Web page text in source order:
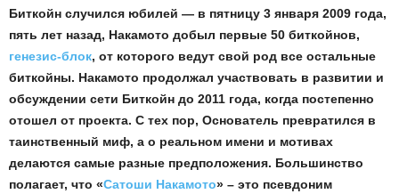
Биткойн случился юбилей — в пятницу 3 января 2009 года,
пять лет назад, Накамото добыл первые 50 биткойнов,
генезис-блок, от которого ведут свой род все остальные
биткойны. Накамото продолжал участвовать в развитии и
обсуждении сети Биткойн до 2011 года, когда постепенно
отошел от проекта. С тех пор, Основатель превратился в
таинственный миф, а о реальном имени и мотивах
делаются самые разные предположения. Большинство
полагает, что «Сатоши Накамото» – это псевдоним